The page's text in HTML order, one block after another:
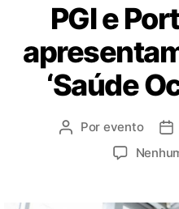
PGI e
‘Saúde
Por evento